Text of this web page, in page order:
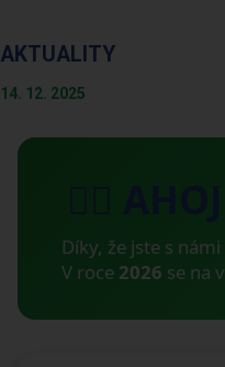
AKTUALITY
14. 12. 2025
Díky, že jste s
V roce 2026 se na